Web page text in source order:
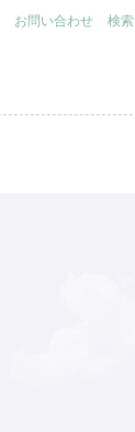
お問い合わせ 検索